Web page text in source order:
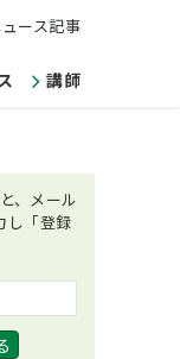
ース記事
講師
、メール
し「登録